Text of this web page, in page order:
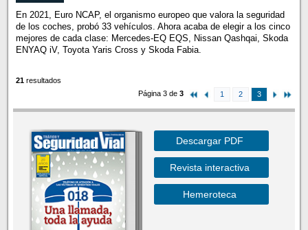
En 2021, Euro NCAP, el organismo europeo que valora la seguridad
de los coches, probó 33 vehículos. Ahora acaba de elegir a los cinco
mejores de cada clase: Mercedes-EQ EQS, Nissan Qashqai, Skoda
ENYAQ iV, Toyota Yaris Cross y Skoda Fabia.
21resultados
Página 3 de3 1 2 3
Descargar PDF
Revista interactiva
Hemeroteca